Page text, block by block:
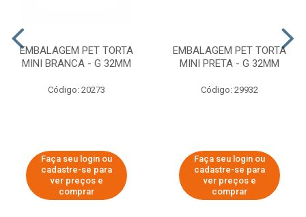
EMBALAGEM PET TORTA
MINI BRANCA - G 32MM
Código: 20273
Faça seu login ou
cadastre-se para
ver preços e
comprar
EMBALAGEM PET TORTA
MINI PRETA - G 32MM
Código: 29932
Faça seu login ou
cadastre-se para
ver preços e
comprar